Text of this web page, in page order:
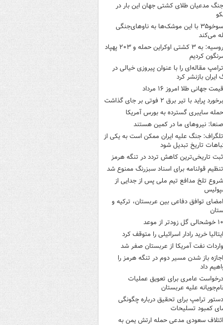
جنگ مدعیان طلای کشتی جهان این بار در
سوخو۳۵ با این موشک‌ها به ناوهای‌جنگی
می‌کند
روسیه: به ۳ کشتی اوکراین حمله و ۲۰۳ پهپاد
کردیم
ترامپ مقاله‌ای را با عنوان پیروزی خیالی در
ایران بازنشر کرد
قیمت جهانی طلا امروز ۱۶ مرداد
برخورد پراید با تیر برق ۲ فوتی بر جای گذاشت
حمله سایبری گسترده به بورس آمریکا
صنعا: نیروهای ما در کمین‌ هستند
تلگراف: جنگ علیه ایران ممکن است به یکی از
تاریخ تبدیل شود
ثبت تاریخی‌ترین کاهش تردد در تنگه هرمز
تنظیم قولنامه برای اسناد سبزرنگ ممنوع شد
شروع تلخ مدافع تیم ملی پس از جدایی از
امضای توافق دفاعی بین عربستان، ترکیه و
۱۰ خوشحالی گل زودتر از موعد
ایتالیا خرید رادار اسرائیلی را متوقف کرد
واردات نفت آمریکا از عربستان صفر شد
اجازه باز شدن مسیر دوم در تنگه هرمز را
داد
درخواست عامری برای تعویق عملیات
علیه عربستان
دستور ترامپ برای تحقیق درباره چگونگی
کمبود تسلیحات
ائتلاف سعودی مدعی حمله ارتش یمن به